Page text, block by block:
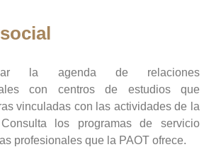
la agenda de relaciones
con centros de estudios que
vinculadas con las actividades de la
Consulta los programas de servicio
profesionales que la PAOT ofrece.